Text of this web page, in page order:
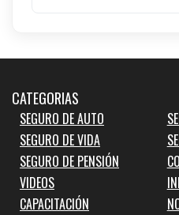
CATEGORIAS
SEGURO DE AUTO
SEGURO DE VIDA
SEGURO DE PENSIÓN
VIDEOS
CAPACITACIÓN